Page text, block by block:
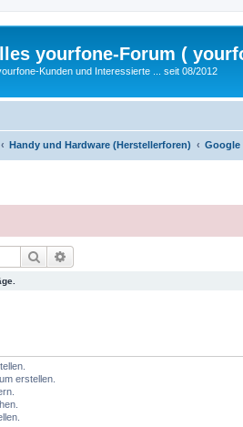
yourfone-Forum (
Kunden und Interessierte ... seit 08/2012
Handy und Hardware (Herstellerforen) Google
Suche
erstellen.